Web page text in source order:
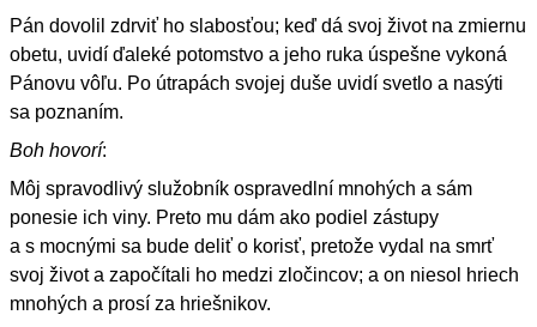
Pán dovolil zdrviť ho slabosťou; keď dá svoj život na zmiernu
obetu, uvidí ďaleké potomstvo a jeho ruka úspešne vykoná
Pánovu vôľu. Po útrapách svojej duše uvidí svetlo a nasýti
sa poznaním.
Boh hovorí:
Môj spravodlivý služobník ospravedlní mnohých a sám
ponesie ich viny. Preto mu dám ako podiel zástupy
a s mocnými sa bude deliť o korisť, pretože vydal na smrť
svoj život a započítali ho medzi zločincov; a on niesol hriech
mnohých a prosí za hriešnikov.